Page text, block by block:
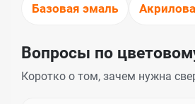
Базовая эмаль
Вопросы по
Коротко о том, зачем нужна